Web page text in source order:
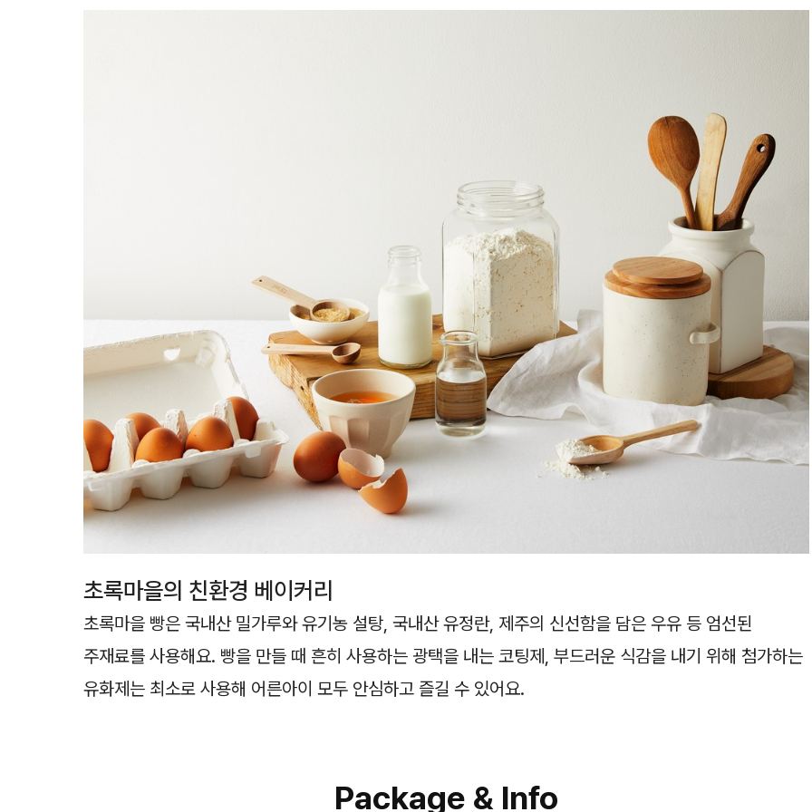
초록마을의 친환경 베이커리
초록마을 빵은 국내산 밀가루와 유기농 설탕, 국내산 유정란, 제주의 신선함을 담은 우유 등 엄선된
주재료를 사용해요. 빵을 만들 때 흔히 사용하는 광택을 내는 코팅제, 부드러운 식감을 내기 위해 첨가하는
유화제는 최소로 사용해 어른아이 모두 안심하고 즐길 수 있어요.
Package & Info